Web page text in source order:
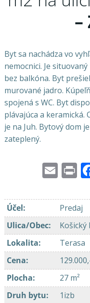
–
Byt sa nachádza vo
nemocnici. Je
bez balkóna. Byt
murované jadro.
spojená s WC. Byt
plávajúca a keramická.
je na Juh. Bytový dom
zateplený.
Účel:
Predaj
Ulica/Obec:
Košický
Lokalita:
Terasa
Cena:
Plocha:
27 m²
Druh bytu: 1izb